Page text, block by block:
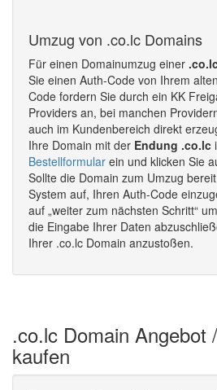
Umzug von .co.lc Domains
Für einen Domainumzug einer
Sie einen Auth-Code von Ihrem
Code fordern Sie durch ein KK
Providers an, bei manchen
auch im Kundenbereich direkt
Ihre Domain mit der Endung .co.lc
Bestellformular ein und klicken Sie
Sollte die Domain zum Umzug
System auf, Ihren Auth-Code
auf „weiter zum nächsten Schritt“
die Eingabe Ihrer Daten
Ihrer .co.lc Domain anzustoßen.
.co.lc Domain Angebot
kaufen